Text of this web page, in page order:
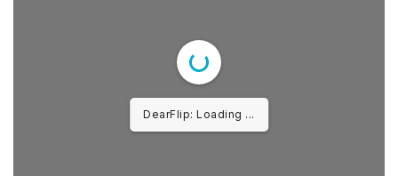
DearFlip: Loading PDF 49%